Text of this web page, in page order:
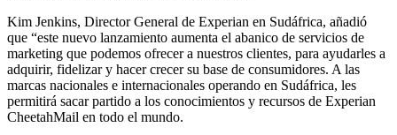
Kim Jenkins, Director General de Experian en Sudáfrica, añadió
que “este nuevo lanzamiento aumenta el abanico de servicios de
marketing que podemos ofrecer a nuestros clientes, para ayudarles a
adquirir, fidelizar y hacer crecer su base de consumidores. A las
marcas nacionales e internacionales operando en Sudáfrica, les
permitirá sacar partido a los conocimientos y recursos de Experian
CheetahMail en todo el mundo.